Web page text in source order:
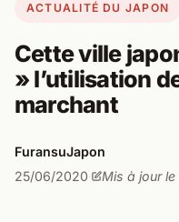
ACTUALITÉ DU JAPON
Cette ville
» l’utilisation
marchant
FuransuJapon
25/06/2020· Mis à jour